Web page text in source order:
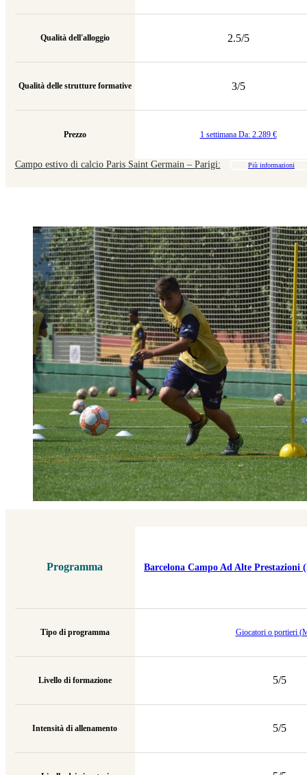
Qualità dell'alloggio
Qualità delle strutture formative
Prezzo
2.5/5
3/5
1 settimana Da: 2.289 €
Campo estivo di calcio Paris Saint Germain – Parigi: Più informazioni
Programma
Tipo di programma
Livello di formazione
Intensità di allenamento
Barcelona Campo Ad Alte
Giocatori o portieri
5/5
5/5